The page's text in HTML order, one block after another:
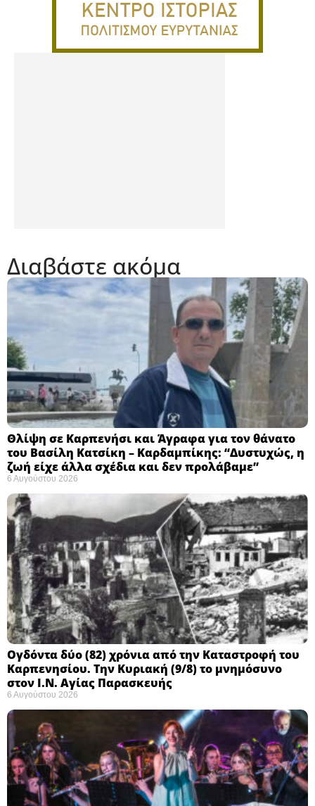
Διαβάστε ακόμα
Θλίψη σε Καρπενήσι και Άγραφα για τον θάνατο
του Βασίλη Κατσίκη – Καρδαμπίκης: “Δυστυχώς, η
ζωή είχε άλλα σχέδια και δεν προλάβαμε”
6 Αυγούστου 2026
Ογδόντα δύο (82) χρόνια από την Καταστροφή του
Καρπενησίου. Την Κυριακή (9/8) το μνημόσυνο
στον Ι.Ν. Αγίας Παρασκευής
6 Αυγούστου 2026